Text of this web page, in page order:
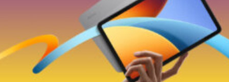
tóc và lông thú cưng bị quấn vào chổi lăn.
Điều này không chỉ làm giảm hiệu suất hút mà còn khiến
người dùng phải thường xuyên vệ sinh thủ công.
DEEBOT T50 PRO OMNI Gen3 khắc phục hoàn toàn vấn
đề này nhờcông nghệ ZeroTangle 3.0.
Hệ thống chống rối gồm ba lớp: